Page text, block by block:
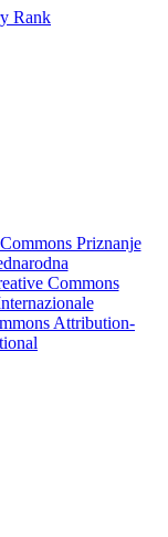
Priznanje
Commons
Attribution-